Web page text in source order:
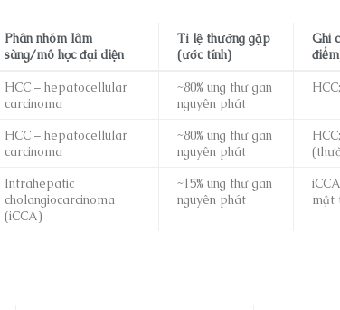
Phân nhóm lâm
sàng/mô học đại diện
Tỉ lệ thường gặp
(ước tính)
Ghi
HCC – hepatocellular
carcinoma
~80% ung thư gan
nguyên phát
HCC – hepatocellular
carcinoma
~80% ung thư gan
nguyên phát
Intrahepatic
cholangiocarcinoma
(iCCA)
~15% ung thư gan
nguyên phát
mật